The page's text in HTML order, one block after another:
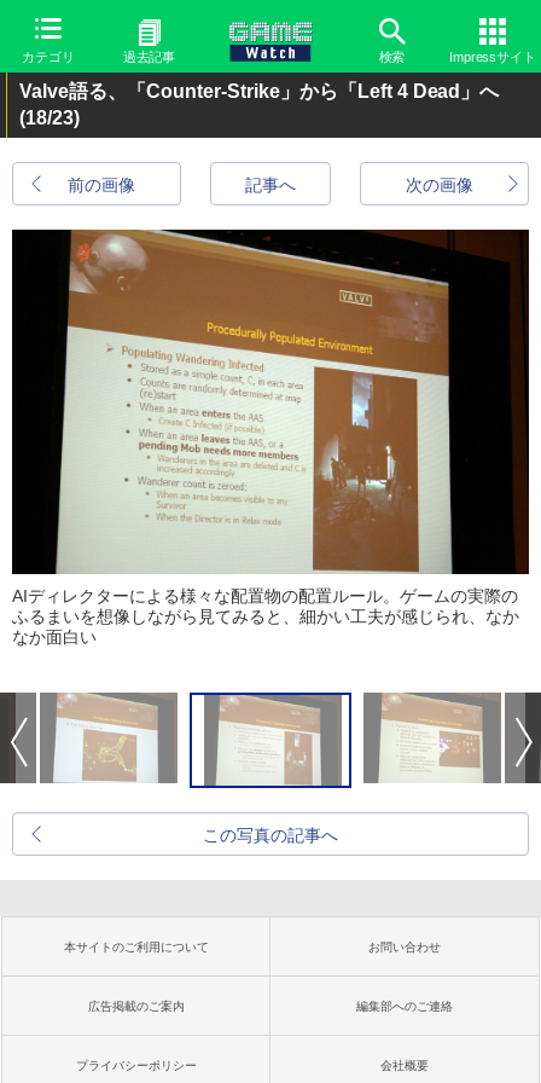
カテゴリ 過去記事 検索 Impressサイト
Valve語る、「Counter-Strike」から「Left 4 Dead」へ
(18/23)
前の画像 次の画像
記事へ
AIディレクターによる様々な配置物の配置ルール。ゲームの実際の
ふるまいを想像しながら見てみると、細かい工夫が感じられ、なか
なか面白い
この写真の記事へ
本サイトのご利用について お問い合わせ
広告掲載のご案内 編集部へのご連絡
プライバシーポリシー 会社概要